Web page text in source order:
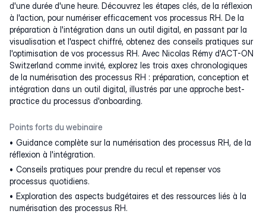
d'une durée d'une heure. Découvrez les étapes clés, de la réflexion
à l'action, pour numériser efficacement vos processus RH. De la
préparation à l'intégration dans un outil digital, en passant par la
visualisation et l'aspect chiffré, obtenez des conseils pratiques sur
l'optimisation de vos processus RH. Avec Nicolas Rémy d'ACT-ON
Switzerland comme invité, explorez les trois axes chronologiques
de la numérisation des processus RH : préparation, conception et
intégration dans un outil digital, illustrés par une approche best-
practice du processus d'onboarding.
Points forts du webinaire
Guidance complète sur la numérisation des processus RH, de la
réflexion à l'intégration.
Conseils pratiques pour prendre du recul et repenser vos
processus quotidiens.
Exploration des aspects budgétaires et des ressources liés à la
numérisation des processus RH.